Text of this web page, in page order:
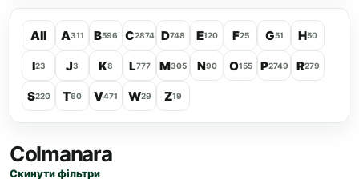
All A311 B596 C2874 D748 E120 F25 G51 H50
I23 J3 K8 L777 M305 N90 O155 P2749 R279
S220 T60 V471 W29 Z19
Colmanara
Скинути фільтри